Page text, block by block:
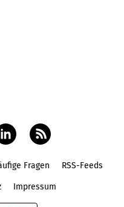
Fragen RSS-Feeds
Impressum